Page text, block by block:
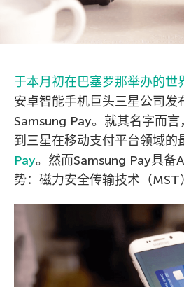
于本月初在巴塞罗那举办的世
安卓智能手机巨头三星公司发
Samsung Pay。就其名字而
到三星在移动支付平台领域的
Pay。然而Samsung Pay具备
势：磁力安全传输技术（MST